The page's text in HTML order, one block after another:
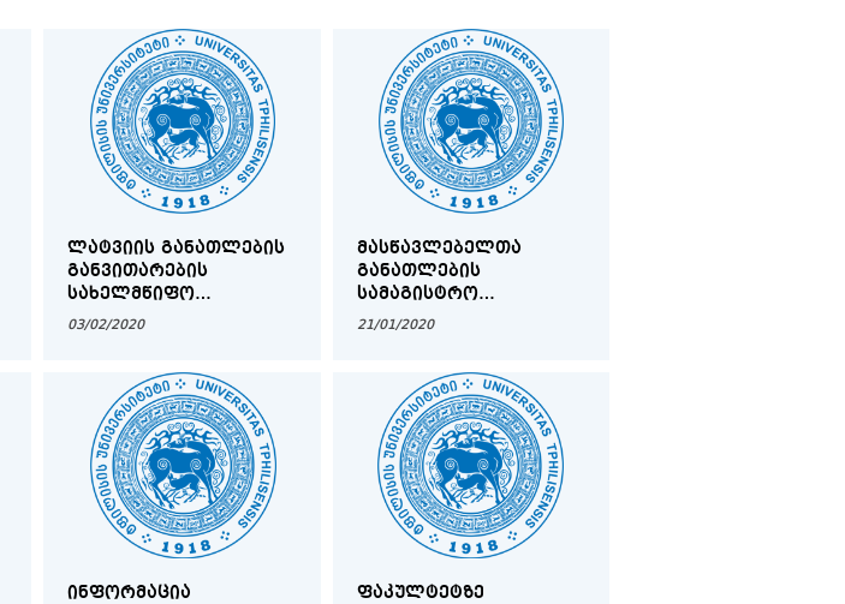
ᲚᲐᲢᲕᲘᲘᲡ ᲒᲐᲜᲐᲗᲚᲔᲑᲘᲡ
ᲒᲐᲜᲕᲘᲗᲐᲠᲔᲑᲘᲡ
ᲡᲐᲮᲔᲚᲛᲬᲘᲤᲝ
ᲡᲐᲐᲒᲔᲜᲢᲝᲡ
ᲛᲝᲥᲐᲚᲐᲥᲔ
ᲡᲢᲣᲓᲔᲜᲢᲔᲑᲘᲡᲐ ᲓᲐ
ᲐᲙᲐᲓᲔᲛᲘᲣᲠᲘ
ᲞᲔᲠᲡᲝᲜᲐᲚᲘᲡᲗᲕᲘᲡ!
03/02/2020
ᲛᲐᲡᲬᲐᲕᲚᲔᲑᲔᲚᲗᲐ
ᲒᲐᲜᲐᲗᲚᲔᲑᲘᲡ
ᲡᲐᲛᲐᲒᲘᲡᲢᲠᲝ
ᲡᲐᲒᲐᲜᲛᲐᲜᲐᲗᲚᲔᲑᲚᲝ
ᲡᲐᲧᲣᲠᲐᲓᲦᲔᲑᲝᲓ!
21/01/2020
ᲘᲜᲤᲝᲠᲛᲐᲪᲘᲐ
ᲤᲐᲙᲣᲚᲢᲔᲢᲖᲔ